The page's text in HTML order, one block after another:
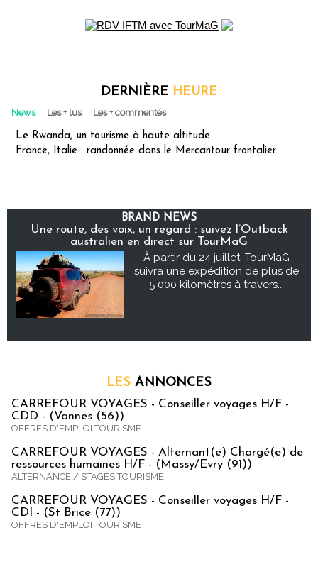
DERNIÈRE HEURE
News Les + lus Les + commentés
Le Rwanda, un tourisme à haute altitude
France, Italie : randonnée dans le Mercantour frontalier
BRAND NEWS
Une route, des voix, un regard : suivez l’Outback
australien en direct sur TourMaG
À partir du 24 juillet, TourMaG
suivra une expédition de plus de
5 000 kilomètres à travers...
LES ANNONCES
CARREFOUR VOYAGES - Conseiller voyages H/F -
CDD - (Vannes (56))
OFFRES D'EMPLOI TOURISME
CARREFOUR VOYAGES - Alternant(e) Chargé(e) de
ressources humaines H/F - (Massy/Evry (91))
ALTERNANCE / STAGES TOURISME
CARREFOUR VOYAGES - Conseiller voyages H/F -
CDI - (St Brice (77))
OFFRES D'EMPLOI TOURISME